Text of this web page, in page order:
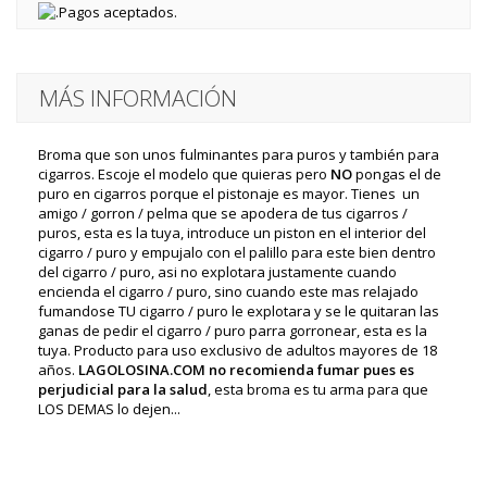
MÁS INFORMACIÓN
Broma que son unos fulminantes para puros y también para
cigarros. Escoje el modelo que quieras pero NOpongas el de
puro en cigarros porque el pistonaje es mayor. Tienes un
amigo / gorron / pelma que se apodera de tus cigarros /
puros, esta es la tuya, introduce un piston en el interior del
cigarro / puro y empujalo con el palillo para este bien dentro
del cigarro / puro, asi no explotara justamente cuando
encienda el cigarro / puro, sino cuando este mas relajado
fumandose TU cigarro / puro le explotara y se le quitaran las
ganas de pedir el cigarro / puro parra gorronear, esta es la
tuya. Producto para uso exclusivo de adultos mayores de 18
años. LAGOLOSINA.COM no recomienda fumar pues es
perjudicial para la salud, esta broma es tu arma para que
LOS DEMAS lo dejen...